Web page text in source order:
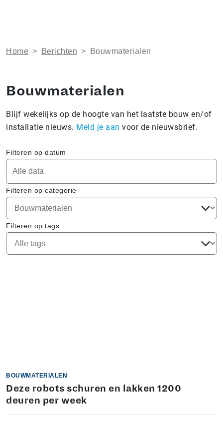
Home > Berichten > Bouwmaterialen
Bouwmaterialen
Blijf wekelijks op de hoogte van het laatste bouw en/of
installatie nieuws. Meld je aan voor de nieuwsbrief.
Filteren op datum
Filteren op categorie
Filteren op tags
BOUWMATERIALEN
Deze robots schuren en lakken 1200
deuren per week